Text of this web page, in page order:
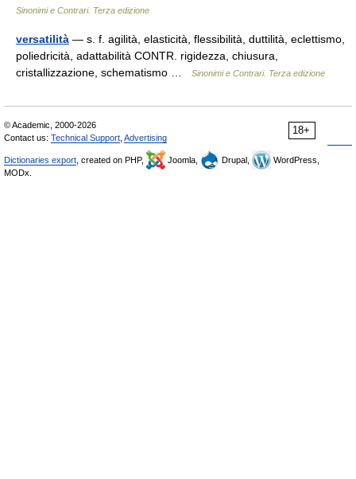
Sinonimi e Contrari. Terza edizione
versatilità — s. f. agilità, elasticità, flessibilità, duttilità, eclettismo,
poliedricità, adattabilità CONTR. rigidezza, chiusura,
cristallizzazione, schematismo …
Sinonimi e Contrari. Terza edizione
18+
© Academic, 2000-2026
Contact us: Technical Support Advertising
Dictionaries export , created on PHP, Joomla, Drupal,
WordPress,
MODx.